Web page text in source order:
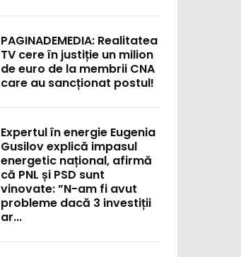
PAGINADEMEDIA: Realitatea
TV cere în justiție un milion
de euro de la membrii CNA
care au sancționat postul!
Expertul în energie Eugenia
Gusilov explică impasul
energetic național, afirmă
că PNL și PSD sunt
vinovate: ”N-am fi avut
probleme dacă 3 investiții
ar...